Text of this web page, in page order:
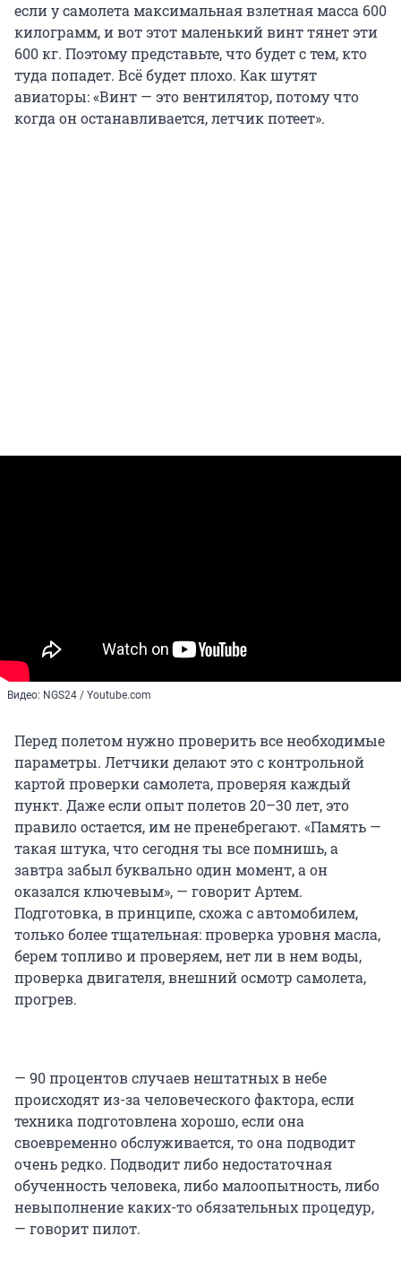
если у самолета максимальная взлетная масса 600
килограмм, и вот этот маленький винт тянет эти
600 кг. Поэтому представьте, что будет с тем, кто
туда попадет. Всё будет плохо. Как шутят
авиаторы: «Винт — это вентилятор, потому что
когда он останавливается, летчик потеет».
Видео: NGS24 / Youtube.com
Перед полетом нужно проверить все необходимые
параметры. Летчики делают это с контрольной
картой проверки самолета, проверяя каждый
пункт. Даже если опыт полетов 20–30 лет, это
правило остается, им не пренебрегают. «Память —
такая штука, что сегодня ты все помнишь, а
завтра забыл буквально один момент, а он
оказался ключевым», — говорит Артем.
Подготовка, в принципе, схожа с автомобилем,
только более тщательная: проверка уровня масла,
берем топливо и проверяем, нет ли в нем воды,
проверка двигателя, внешний осмотр самолета,
прогрев.
— 90 процентов случаев нештатных в небе
происходят из-за человеческого фактора, если
техника подготовлена хорошо, если она
своевременно обслуживается, то она подводит
очень редко. Подводит либо недостаточная
обученность человека, либо малоопытность, либо
невыполнение каких-то обязательных процедур,
— говорит пилот.